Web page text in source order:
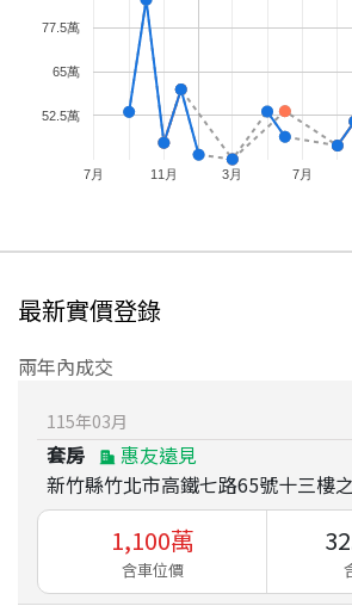
7月 11月 3月 7月
52.5萬
65萬
77.5萬
最新實價登錄
兩年內成交
115年03月
套房
惠友遠見
新竹縣竹北市高鐵七路65號十三樓
1,100萬
含車位價